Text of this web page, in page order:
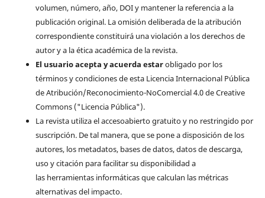
volumen, número, año, DOI y mantener la referencia a la
publicación original. La omisión deliberada de la atribución
correspondiente constituirá una violación a los derechos de
autor y a la ética académica de la revista.
El usuario acepta y acuerda estarobligado por los
términos y condiciones de esta Licencia Internacional Pública
de Atribución/Reconocimiento-NoComercial 4.0 de Creative
Commons ("Licencia Pública").
La revista utiliza el accesoabierto gratuito y no restringido por
suscripción. De tal manera, que se pone a disposición de los
autores, los metadatos, bases de datos, datos de descarga,
uso y citación para facilitar su disponibilidad a
las herramientas informáticas que calculan las métricas
alternativas del impacto.